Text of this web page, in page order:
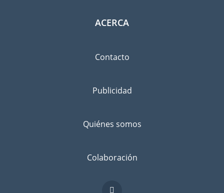
ACERCA
Contacto
Publicidad
Quiénes somos
Colaboración